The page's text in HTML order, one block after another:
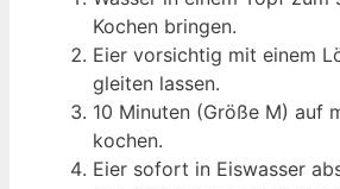
Kochen bringen.
Eier vorsichtig mit einem
gleiten lassen.
10 Minuten (Größe M) auf
kochen.
Eier sofort in Eiswasser